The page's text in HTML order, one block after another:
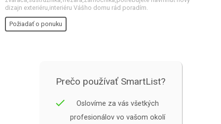
dizajn exteriéru,interiéru Vášho domu rád poradím.
Požiadať o ponuku
Prečo používať SmartList?
done
Oslovíme za vás všetkých
profesionálov vo vašom okolí